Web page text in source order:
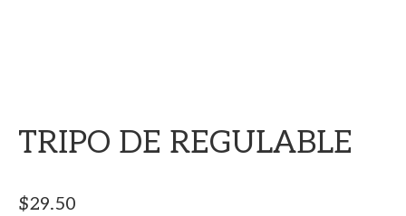
TRIPO DE REGULABLE
$29.50